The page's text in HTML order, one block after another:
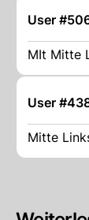
User
MIt Mitte
User
Mitte